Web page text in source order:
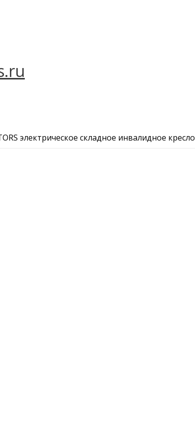
электрическое складное инвалидное кресло